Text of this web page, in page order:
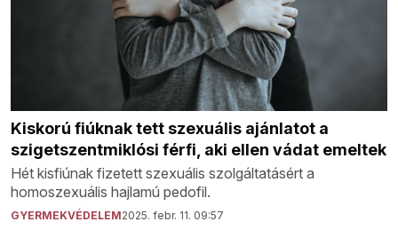
Kiskorú fiúknak tett szexuális ajánlatot a
szigetszentmiklósi férfi, aki ellen vádat emeltek
Hét kisfiúnak fizetett szexuális szolgáltatásért a
homoszexuális hajlamú pedofil.
GYERMEKVÉDELEM2025. febr. 11. 09:57